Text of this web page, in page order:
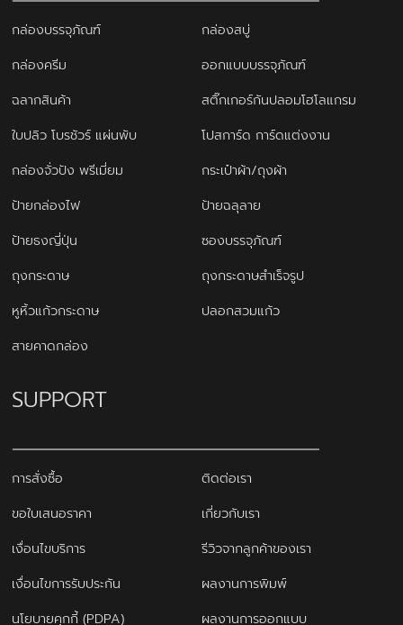
กล่องบรรจุภัณฑ์
กล่องสบู่
กล่องครีม
ออกแบบบรรจุภัณฑ์
ฉลากสินค้า
สติ๊กเกอร์กันปลอมโฮโลแกรม
ใบปลิว โบรชัวร์ แผ่นพับ
โปสการ์ด การ์ดแต่งงาน
กล่องจั่วปัง พรีเมี่ยม
กระเป๋าผ้า/ถุงผ้า
ป้ายกล่องไฟ
ป้ายฉลุลาย
ป้ายธงญี่ปุ่น
ซองบรรจุภัณฑ์
ถุงกระดาษ
ถุงกระดาษสำเร็จรูป
หูหิ้วแก้วกระดาษ
ปลอกสวมแก้ว
สายคาดกล่อง
SUPPORT
การสั่งซื้อ
ติดต่อเรา
ขอใบเสนอราคา
เกี่ยวกับเรา
เงื่อนไขบริการ
รีวิวจากลูกค้าของเรา
เงื่อนไขการรับประกัน
ผลงานการพิมพ์
นโยบายคุกกี้ (PDPA)
ผลงานการออกแบบ